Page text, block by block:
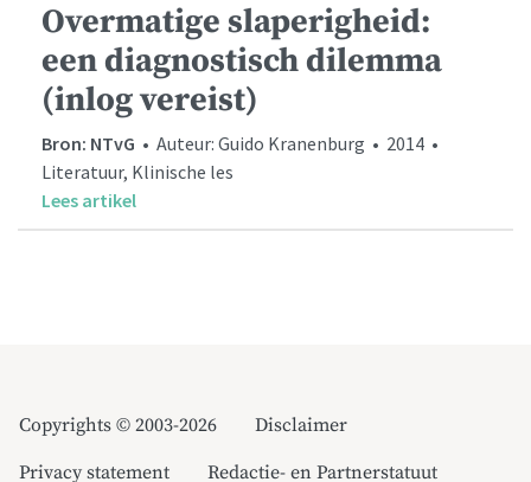
Overmatige slaperigheid:
een diagnostisch dilemma
(inlog vereist)
Bron: NTvG • Auteur: Guido Kranenburg • 2014 •
Literatuur, Klinische les
Lees artikel
Copyrights © 2003-2026
Disclaimer
Privacy statement
Redactie- en Partnerstatuut